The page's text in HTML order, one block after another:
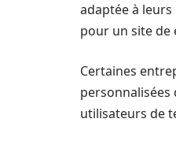
adaptée à
pour un site de
Certaines
utilisateurs de